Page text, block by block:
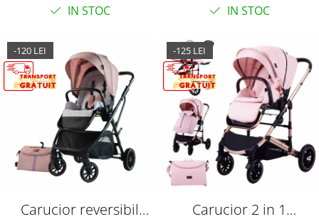
IN STOC IN STOC
-120 LEI
Carucior reversibil
-125 LEI
Carucior 2 in 1